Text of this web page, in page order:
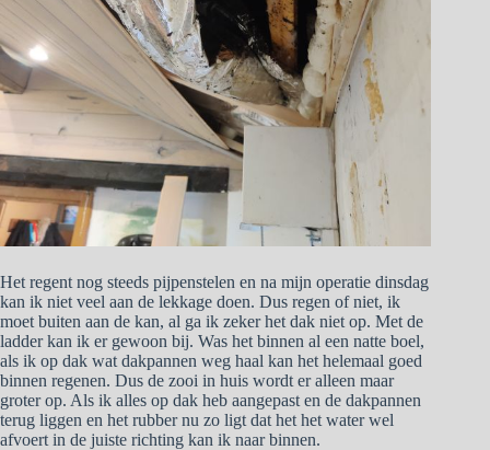
Het regent nog steeds pijpenstelen en na mijn operatie dinsdag
kan ik niet veel aan de lekkage doen. Dus regen of niet, ik
moet buiten aan de kan, al ga ik zeker het dak niet op. Met de
ladder kan ik er gewoon bij. Was het binnen al een natte boel,
als ik op dak wat dakpannen weg haal kan het helemaal goed
binnen regenen. Dus de zooi in huis wordt er alleen maar
groter op. Als ik alles op dak heb aangepast en de dakpannen
terug liggen en het rubber nu zo ligt dat het het water wel
afvoert in de juiste richting kan ik naar binnen.